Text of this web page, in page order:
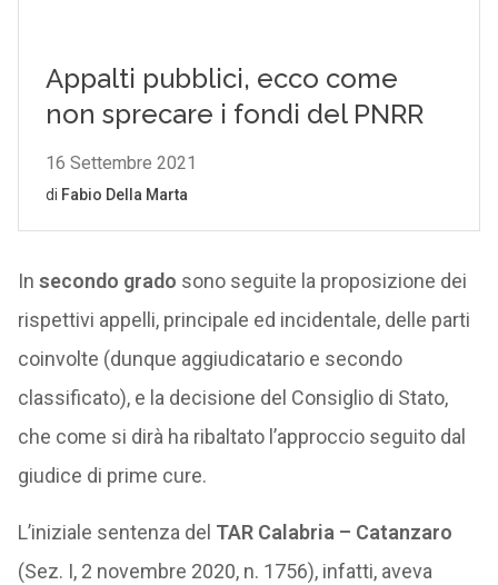
In secondo grado sono seguite la proposizione dei
rispettivi appelli, principale ed incidentale, delle parti
coinvolte (dunque aggiudicatario e secondo
classificato), e la decisione del Consiglio di Stato,
che come si dirà ha ribaltato l’approccio seguito dal
giudice di prime cure.
L’iniziale sentenza del TAR Calabria – Catanzaro
(Sez. I, 2 novembre 2020, n. 1756), infatti, aveva